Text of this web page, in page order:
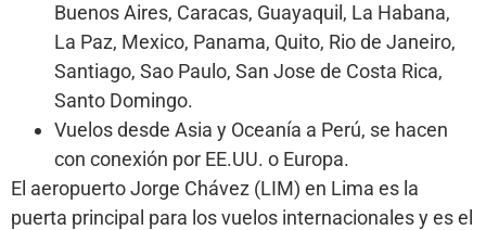
Buenos Aires, Caracas, Guayaquil, La Habana,
La Paz, Mexico, Panama, Quito, Rio de Janeiro,
Santiago, Sao Paulo, San Jose de Costa Rica,
Santo Domingo.
Vuelos desde Asia y Oceanía a Perú, se hacen
con conexión por EE.UU. o Europa.
El aeropuerto Jorge Chávez (LIM) en Lima es la
puerta principal para los vuelos internacionales y es el